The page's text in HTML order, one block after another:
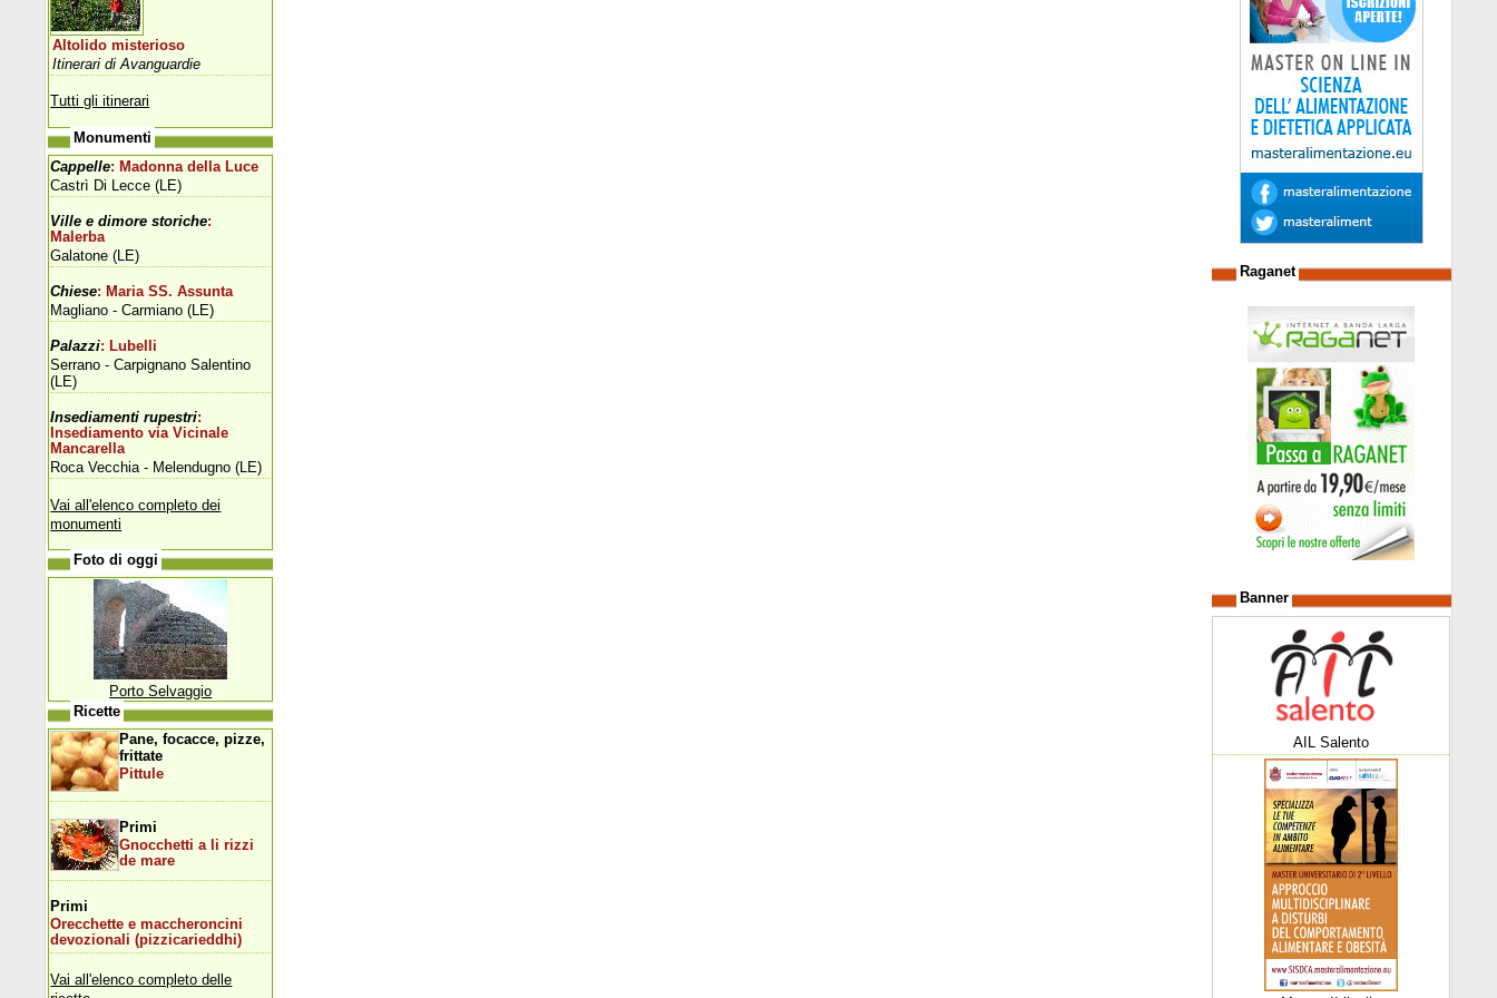
Altolido misterioso
Itinerari di Avanguardie
Tutti gli itinerari
Monumenti
Cappelle: Madonna della Luce
Castrì Di Lecce (LE)
Ville e dimore storiche:
Malerba
Galatone (LE)
Chiese: Maria SS. Assunta
Magliano - Carmiano (LE)
Palazzi: Lubelli
Serrano - Carpignano Salentino
(LE)
Insediamenti rupestri:
Insediamento via Vicinale
Mancarella
Roca Vecchia - Melendugno (LE)
Vai all'elenco completo dei
monumenti
Foto di oggi
Porto Selvaggio
Ricette
Pane, focacce, pizze,
frittate
Pittule
Primi
Gnocchetti a li rizzi
de mare
Primi
Orecchette e maccheroncini
devozionali (pizzicarieddhi)
Vai all'elenco completo delle
Raganet
Banner
AIL Salento